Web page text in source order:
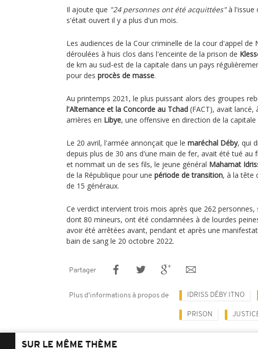
Il ajoute que "24 personnes ont été acquittées"à l'issue
s'était ouvert il y a plus d'un mois.
Les audiences de la Cour criminelle de la cour d'appel de
déroulées à huis clos dans l'enceinte de la prison de
de km au sud-est de la capitale dans un pays
pour des procès de masse.
Au printemps 2021, le plus puissant alors des groupes
l'Alternance et la Concorde au Tchad (FACT), avait lancé,
arrières en Libye, une offensive en direction de la
Le 20 avril, l'armée annonçait que le maréchal Déby, qui
depuis plus de 30 ans d'une main de fer, avait été tué au
et nommait un de ses fils, le jeune général Mahamat
de la République pour une période de transition, à la tête
de 15 généraux.
Ce verdict intervient trois mois après que 262 personnes,
dont 80 mineurs, ont été condamnées à de lourdes
avoir été arrêtées avant, pendant et après une
bain de sang le 20 octobre 2022.
Partager
Plus d'informations à propos de IDRISS DÉBY ITNO
PRISON
SUR LE MÊME THÈME